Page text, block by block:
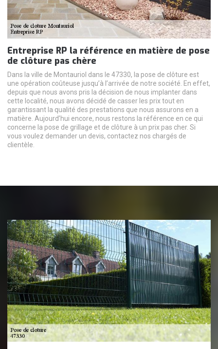
Entreprise RP la référence en matière de pose
de clôture pas chère
Dans la ville de Montauriol dans le 47330, la pose de clôture est
une opération coûteuse jusqu’à l’arrivée de notre société. En effet,
depuis que nous avons pris la décision de nous implanter dans
cette localité, nous avons décidé de casser les prix tout en
garantissant la qualité des prestations que nous assurons en a
matière. Aujourd’hui encore, nous restons la référence en ce qui
concerne la pose de grillage et de clôture à un prix pas cher. Si
vous voulez demander un devis, contactez nos chargés de
clientèle.